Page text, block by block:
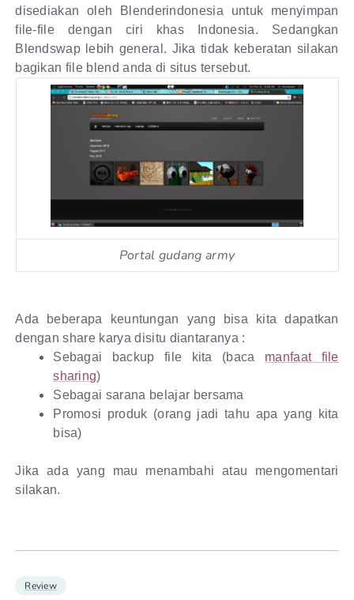
disediakan oleh Blenderindonesia untuk menyimpan
file-file dengan ciri khas Indonesia. Sedangkan
Blendswap lebih general. Jika tidak keberatan silakan
bagikan file blend anda di situs tersebut.
Portal gudang army
Ada beberapa keuntungan yang bisa kita dapatkan
dengan share karya disitu diantaranya :
Sebagai backup file kita (baca manfaat file
sharing)
Sebagai sarana belajar bersama
Promosi produk (orang jadi tahu apa yang kita
bisa)
Jika ada yang mau menambahi atau mengomentari
silakan.
Review